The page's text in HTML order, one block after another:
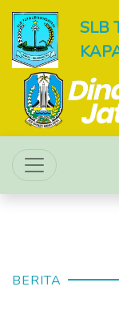
SLB
BERITA